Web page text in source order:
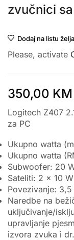
zvučnici
Dodaj na listu želja
Please, activate
350,00 KM
Logitech Z407
za PC
Ukupno watta
Ukupno watta
Subwoofer: 20
Sateliti: 2 x 10 W
Povezivanje:
Naredbe na
uključivanje/
upravljanje
izvora zvuka i dr.